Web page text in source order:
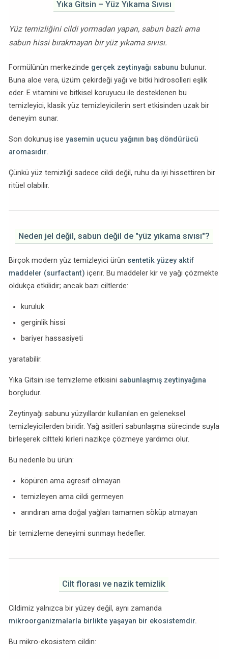
Yıka Gitsin – Yüz Yıkama Sıvısı
Yüz temizliğini cildi yormadan yapan, sabun bazlı ama
sabun hissi bırakmayan bir yüz yıkama sıvısı.
Formülünün merkezinde gerçek zeytinyağı sabunu bulunur.
Buna aloe vera, üzüm çekirdeği yağı ve bitki hidrosolleri eşlik
eder. E vitamini ve bitkisel koruyucu ile desteklenen bu
temizleyici, klasik yüz temizleyicilerin sert etkisinden uzak bir
deneyim sunar.
Son dokunuş ise yasemin uçucu yağının baş döndürücü
aromasıdır.
Çünkü yüz temizliği sadece cildi değil, ruhu da iyi hissettiren bir
ritüel olabilir.
Neden jel değil, sabun değil de "yüz yıkama sıvısı"?
Birçok modern yüz temizleyici ürün sentetik yüzey aktif
maddeler (surfactant) içerir. Bu maddeler kir ve yağı çözmekte
oldukça etkilidir; ancak bazı ciltlerde:
kuruluk
gerginlik hissi
bariyer hassasiyeti
yaratabilir.
Yıka Gitsin ise temizleme etkisini sabunlaşmış zeytinyağına
borçludur.
Zeytinyağı sabunu yüzyıllardır kullanılan en geleneksel
temizleyicilerden biridir. Yağ asitleri sabunlaşma sürecinde suyla
birleşerek ciltteki kirleri nazikçe çözmeye yardımcı olur.
Bu nedenle bu ürün:
köpüren ama agresif olmayan
temizleyen ama cildi germeyen
arındıran ama doğal yağları tamamen söküp atmayan
bir temizleme deneyimi sunmayı hedefler.
Cilt florası ve nazik temizlik
Cildimiz yalnızca bir yüzey değil, aynı zamanda
mikroorganizmalarla birlikte yaşayan bir ekosistemdir.
Bu mikro-ekosistem cildin: